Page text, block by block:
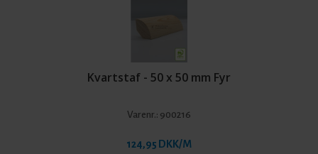
Kvartstaf - 50 x 50 mm Fyr
Varenr.: 900216
124,95 DKK/M